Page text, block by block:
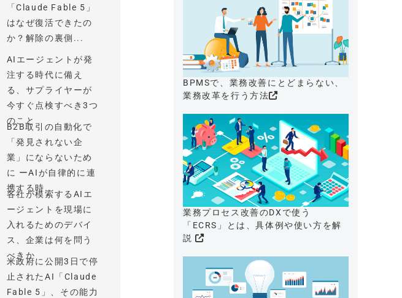
「Claude Fable 5」
はなぜ復活できたの
か？解除の裏側...
AIエージェントが発
注する時代に備え
る、サプライヤーが
今すぐ点検すべき3つ
のこと
B2B取引の自動化で
「発見されない企
業」にならないため
に ーAIが自律的に連
携する時...
各社が模索するAIエ
ージェントを現場に
入れるためのデバイ
ス、企業は何を問う
べきか
米政府に公開3日で停
止されたAI「Claude
Fable 5」、その能力
BPMSで、業務改善にとどまらない、
業務改革を行う方法
業務プロセス改善のDXで使う
「ECRS」とは、具体例や使い方を解
説